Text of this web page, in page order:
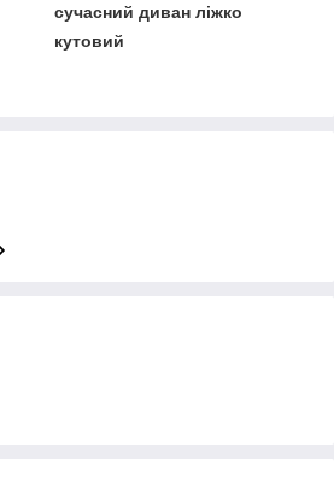
сучасний диван ліжко
кутовий